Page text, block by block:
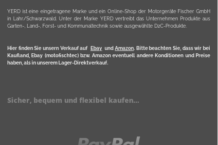
YERD ist eine eingetragene Marke und ein Online-Shop der Motorgeräte Fischer GmbH
in Lahr/Schwarzwald. Unter der Marke YERD vertreibt das Unternehmen Produkte aus
Garten-, Land-, Forst- und Kommunaltechnik sowie ausgewählte D2C-Produkte.
Hier finden Sie unsern Verkauf auf Ebayund Amazon. Bitte beachten Sie, dass wir bei
Kaufland, Ebay (motofischtec) bzw. Amazon eventuell andere Konditionen und Preise
haben, als in unserem Lager-Direktverkauf.
Sicher, bequem und flexibel kaufen...